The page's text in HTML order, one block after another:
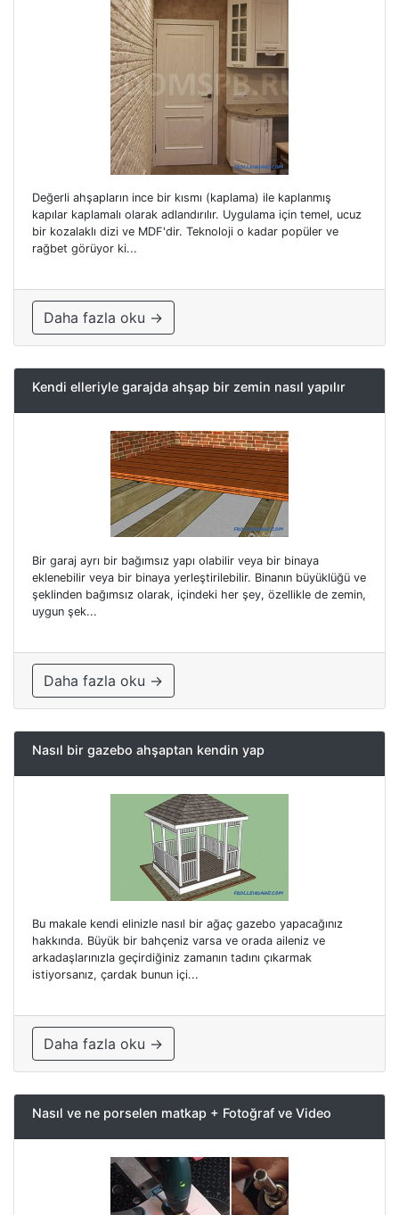
Değerli ahşapların ince bir kısmı (kaplama) ile kaplanmış
kapılar kaplamalı olarak adlandırılır. Uygulama için temel, ucuz
bir kozalaklı dizi ve MDF'dir. Teknoloji o kadar popüler ve
rağbet görüyor ki...
Daha fazla oku →
Kendi elleriyle garajda ahşap bir zemin nasıl yapılır
Bir garaj ayrı bir bağımsız yapı olabilir veya bir binaya
eklenebilir veya bir binaya yerleştirilebilir. Binanın büyüklüğü ve
şeklinden bağımsız olarak, içindeki her şey, özellikle de zemin,
uygun şek...
Daha fazla oku →
Nasıl bir gazebo ahşaptan kendin yap
Bu makale kendi elinizle nasıl bir ağaç gazebo yapacağınız
hakkında. Büyük bir bahçeniz varsa ve orada aileniz ve
arkadaşlarınızla geçirdiğiniz zamanın tadını çıkarmak
istiyorsanız, çardak bunun içi...
Daha fazla oku →
Nasıl ve ne porselen matkap + Fotoğraf ve Video